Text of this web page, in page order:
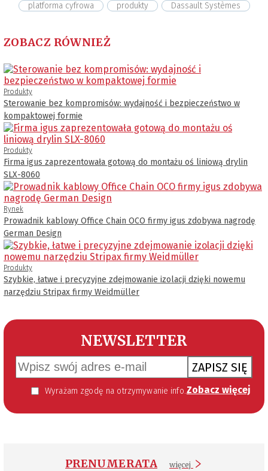
platforma cyfrowa
produkty Dassault Systèmes
ZOBACZ RÓWNIEŻ
Produkty
Sterowanie bez kompromisów: wydajność i bezpieczeństwo w
kompaktowej formie
Produkty
Firma igus zaprezentowała gotową do montażu oś liniową drylin
SLX-8060
Rynek
Prowadnik kablowy Office Chain OCO firmy igus zdobywa nagrodę
German Design
Produkty
Szybkie, łatwe i precyzyjne zdejmowanie izolacji dzięki nowemu
narzędziu Stripax firmy Weidmüller
NEWSLETTER
ZAPISZ SIĘ
Wyrażam zgodę na otrzymywanie informacji handlowej kierowanej do mnie za pomocą środków komunikacji elektronicznej w szczególności poczty elektronicznej zgodnie z przepisem art. 10 ust 2 ustawy z dnia 18 lipca 2002 roku o świadczeniu usług drogą elektroniczną (Dz. U. 144 z 2002 r. poz. 1204). Zgoda jest dobrowolna, jednak jej wyrażenie jest konieczne, aby otrzymywać newsletter. Zobacz więcej
PRENUMERATA więcej